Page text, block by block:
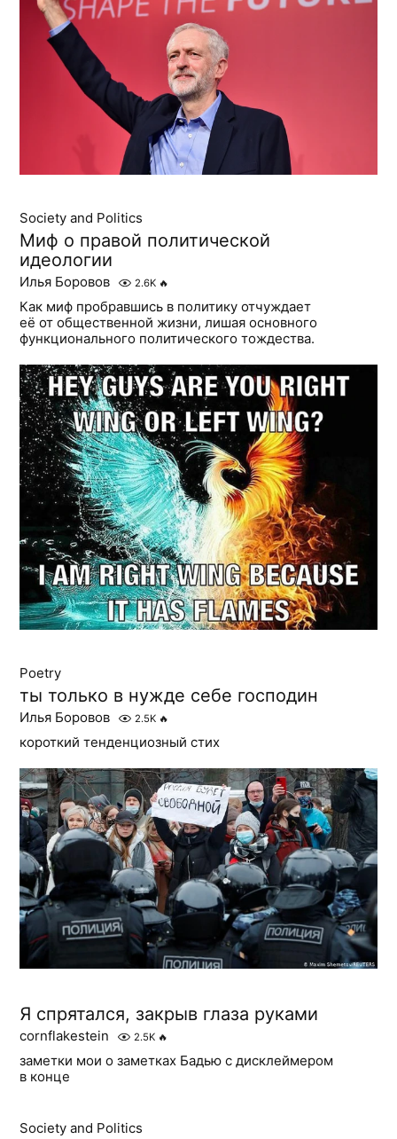
Society and Politics
Миф о правой политической
идеологии
Илья Боровов 2.6K 🔥
Как миф пробравшись в политику отчуждает
её от общественной жизни, лишая основного
функционального политического тождества.
Poetry
ты только в нужде себе господин
Илья Боровов 2.5K 🔥
короткий тенденциозный стих
Я спрятался, закрыв глаза руками
cornflakestein 2.5K 🔥
заметки мои о заметках Бадью с дисклеймером
в конце
Society and Politics